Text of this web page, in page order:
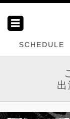
SCHEDULE